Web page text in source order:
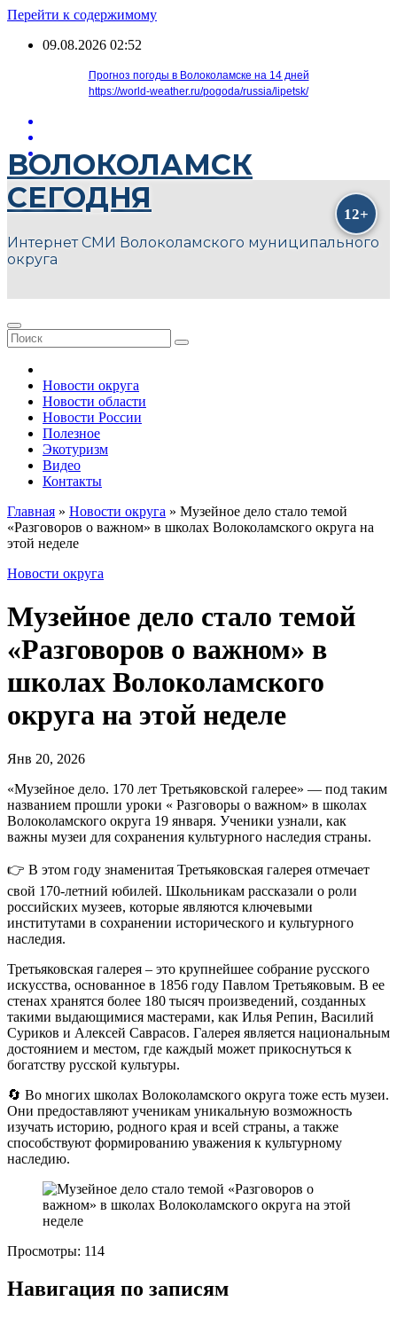
Перейти к содержимому
09.08.2026 02:52
Прогноз погоды в Волоколамске на 14 дней
https://world-weather.ru/pogoda/russia/lipetsk/
ВОЛОКОЛАМСК
СЕГОДНЯ
Интернет СМИ Волоколамского муниципального
округа
Новости округа
Новости области
Новости России
Полезное
Экотуризм
Видео
Контакты
Главная » Новости округа » Музейное дело стало темой
«Разговоров о важном» в школах Волоколамского округа на
этой неделе
Новости округа
Музейное дело стало темой
«Разговоров о важном» в
школах Волоколамского
округа на этой неделе
Янв 20, 2026
«Музейное дело. 170 лет Третьяковской галерее» — под таким
названием прошли уроки « Разговоры о важном» в школах
Волоколамского округа 19 января. Ученики узнали, как
важны музеи для сохранения культурного наследия страны.
👉 В этом году знаменитая Третьяковская галерея отмечает
свой 170-летний юбилей. Школьникам рассказали о роли
российских музеев, которые являются ключевыми
институтами в сохранении исторического и культурного
наследия.
Третьяковская галерея – это крупнейшее собрание русского
искусства, основанное в 1856 году Павлом Третьяковым. В ее
стенах хранятся более 180 тысяч произведений, созданных
такими выдающимися мастерами, как Илья Репин, Василий
Суриков и Алексей Саврасов. Галерея является национальным
достоянием и местом, где каждый может прикоснуться к
богатству русской культуры.
🔄 Во многих школах Волоколамского округа тоже есть музеи.
Они предоставляют ученикам уникальную возможность
изучать историю, родного края и всей страны, а также
способствуют формированию уважения к культурному
наследию.
Просмотры: 114
Навигация по записям